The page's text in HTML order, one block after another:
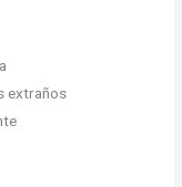
extraños